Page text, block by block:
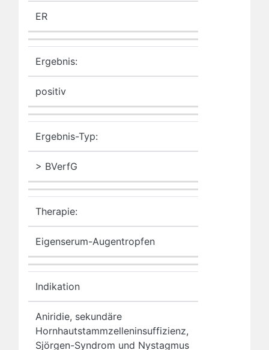
ER
Ergebnis:
positiv
Ergebnis-Typ:
> BVerfG
Therapie:
Eigenserum-Augentropfen
Indikation
Aniridie, sekundäre
Hornhautstammzelleninsuffizienz,
Sjörgen-Syndrom und Nystagmus